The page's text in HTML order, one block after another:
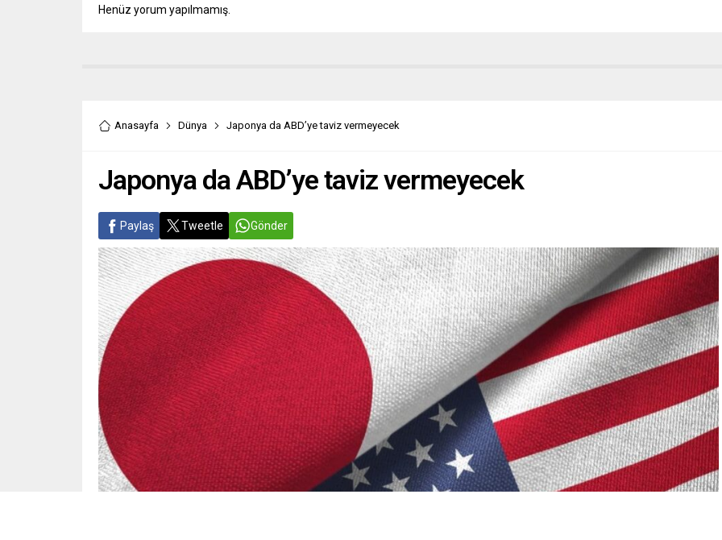
Henüz yorum yapılmamış.
Anasayfa Dünya Japonya da ABD’ye taviz vermeyecek
Japonya da ABD’ye taviz vermeyecek
Paylaş Tweetle Gönder